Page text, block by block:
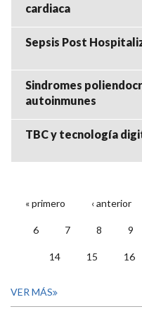
cardiaca
Sepsis Post
Sindromes
autoinmunes
TBC y tecnología
PÁGINAS
« primero ‹ anterior
6 7 8 9
14 15 16
VER MÁS